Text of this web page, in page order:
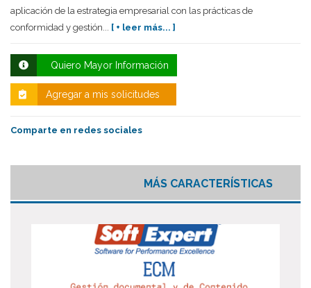
Enviar
aplicación de la estrategia empresarial con las prácticas de
conformidad y gestión... [ + leer más... ]
Quiero Mayor Información
Agregar a mis solicitudes
Comparte en redes sociales
MÁS CARACTERÍSTICAS